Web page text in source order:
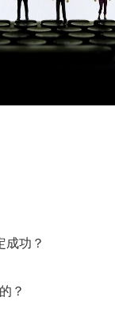
功？
？